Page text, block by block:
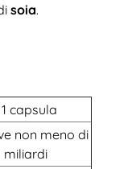
soia.
capsula
non meno di
miliardi